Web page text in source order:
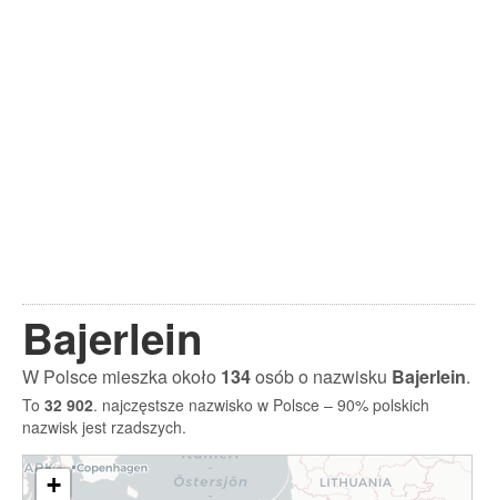
Bajerlein
W Polsce mieszka około 134osób o nazwisku Bajerlein.
To 32 902. najczęstsze nazwisko w Polsce – 90% polskich
nazwisk jest rzadszych.
+